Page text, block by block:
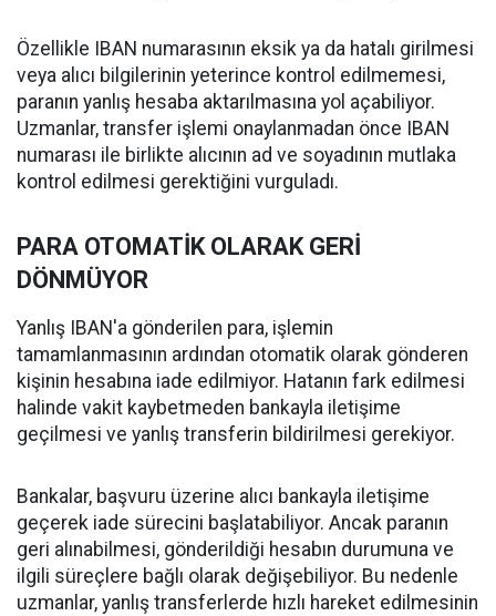
Özellikle IBAN numarasının eksik ya da hatalı girilmesi
veya alıcı bilgilerinin yeterince kontrol edilmemesi,
paranın yanlış hesaba aktarılmasına yol açabiliyor.
Uzmanlar, transfer işlemi onaylanmadan önce IBAN
numarası ile birlikte alıcının ad ve soyadının mutlaka
kontrol edilmesi gerektiğini vurguladı.
PARA OTOMATİK OLARAK GERİ
DÖNMÜYOR
Yanlış IBAN'a gönderilen para, işlemin
tamamlanmasının ardından otomatik olarak gönderen
kişinin hesabına iade edilmiyor. Hatanın fark edilmesi
halinde vakit kaybetmeden bankayla iletişime
geçilmesi ve yanlış transferin bildirilmesi gerekiyor.
Bankalar, başvuru üzerine alıcı bankayla iletişime
geçerek iade sürecini başlatabiliyor. Ancak paranın
geri alınabilmesi, gönderildiği hesabın durumuna ve
ilgili süreçlere bağlı olarak değişebiliyor. Bu nedenle
uzmanlar, yanlış transferlerde hızlı hareket edilmesinin